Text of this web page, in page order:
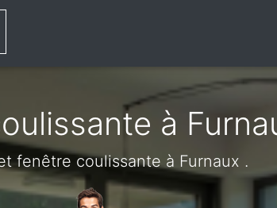
à
fenêtre coulissante à Furnaux .